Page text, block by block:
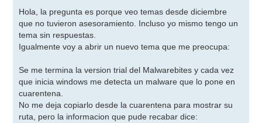
n
a
j
e
Hola, la pregunta es porque veo temas desde diciembre
que no tuvieron asesoramiento. Incluso yo mismo tengo un
tema sin respuestas.
Igualmente voy a abrir un nuevo tema que me preocupa:
Se me termina la version trial del Malwarebites y cada vez
que inicia windows me detecta un malware que lo pone en
cuarentena.
No me deja copiarlo desde la cuarentena para mostrar su
ruta, pero la informacion que pude recabar dice: